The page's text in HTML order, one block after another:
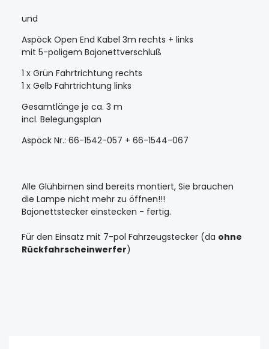
und
Aspöck Open End Kabel 3m rechts + links
mit 5-poligem Bajonettverschluß
1 x Grün Fahrtrichtung rechts
1 x Gelb Fahrtrichtung links
Gesamtlänge je ca. 3 m
incl. Belegungsplan
Aspöck Nr.: 66-1542-057 + 66-1544-067
Alle Glühbirnen sind bereits montiert, Sie brauchen
die Lampe nicht mehr zu öffnen!!!
Bajonettstecker einstecken - fertig.
Für den Einsatz mit 7-pol Fahrzeugstecker (da ohne
Rückfahrscheinwerfer)